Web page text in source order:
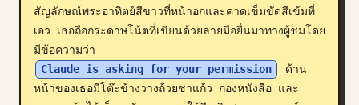
สัญลักษณ์พระอาทิตย์สีขาวที่หน้าอกและคาดเข็มขัดสีเข้มที่
เอว เธอถือกระดาษโน้ตที่เขียนด้วยลายมือยื่นมาทางผู้ชมโดย
มีข้อความว่า
Claude is asking for your permission
ด้าน
หน้าของเธอมีโต๊ะข้างวางถ้วยชาแก้ว กองหนังสือ และ